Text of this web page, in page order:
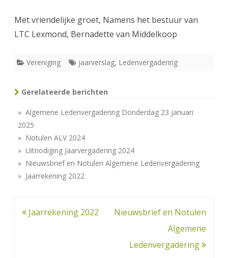
Met vriendelijke groet, Namens het bestuur van
LTC Lexmond, Bernadette van Middelkoop
Vereniging jaarverslag, Ledenvergadering
Gerelateerde berichten
» Algemene Ledenvergadering Donderdag 23 januari
2025
» Notulen ALV 2024
» Uitnodiging Jaarvergadering 2024
» Nieuwsbrief en Notulen Algemene Ledenvergadering
» Jaarrekening 2022
Bericht
Jaarrekening 2022
Nieuwsbrief en Notulen
Algemene
Ledenvergadering